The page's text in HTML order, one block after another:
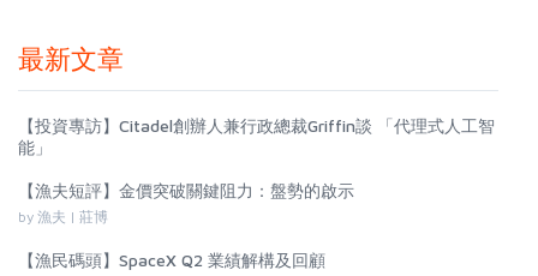
最新文章
【投資專訪】Citadel創辦人兼行政總裁Griffin談 「代理式人工智
能」
【漁夫短評】金價突破關鍵阻力：盤勢的啟示
by 漁夫 | 莊博
【漁民碼頭】SpaceX Q2 業績解構及回顧